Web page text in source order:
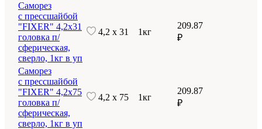
Саморез
с прессшайбой
"FIXER" 4,2х31
головка п/
сферическая,
сверло, 1кг в уп
4,2 х 31 1кг
209.87
₽
Саморез
с прессшайбой
"FIXER" 4,2х75
головка п/
сферическая,
сверло, 1кг в уп
4,2 х 75 1кг
209.87
₽